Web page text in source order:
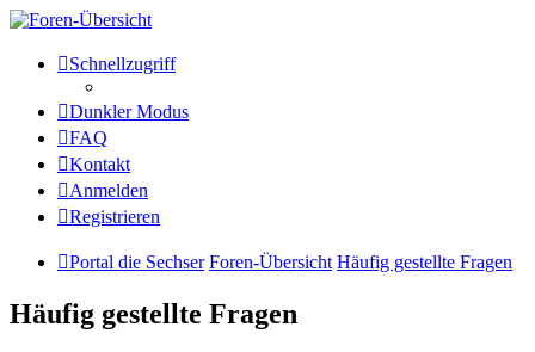
Die Sechser - Anlagenmeisterei
und Treffpunkt für
Eisenbahnverrückte
Anlagenmeisterei
Schnellzugriff
Dunkler Modus
FAQ
Kontakt
Anmelden
Registrieren
Portal die Sechser Foren-Übersicht Häufig gestellte Fragen
Häufig gestellte Fragen